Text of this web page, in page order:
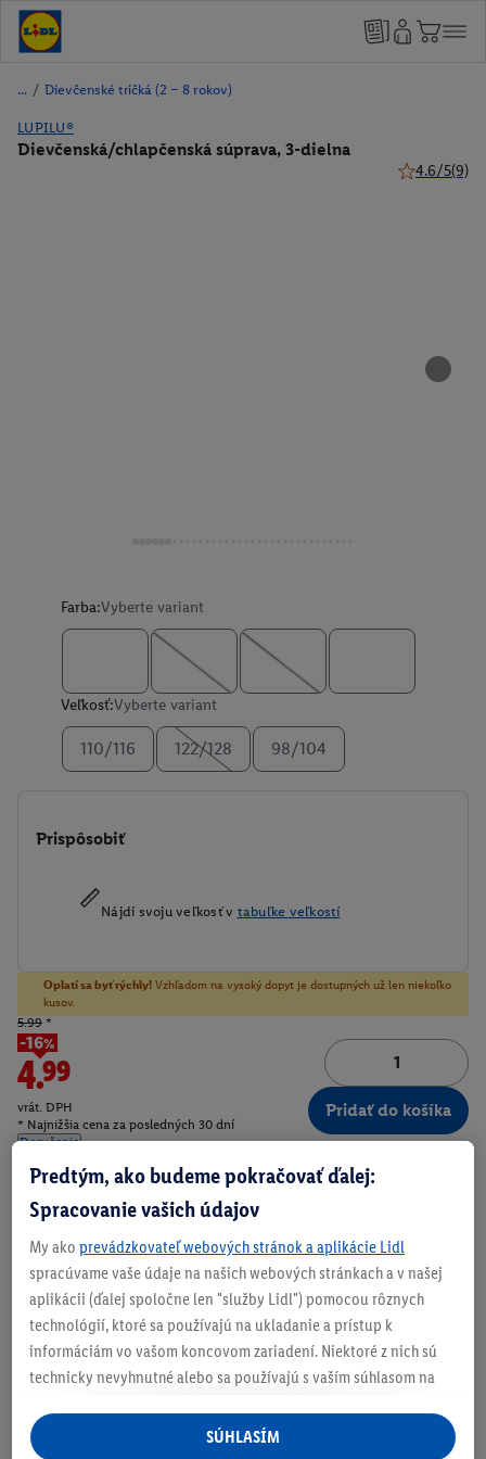
/ Dievčenské tričká (2 – 8 rokov)
LUPILU®
Dievčenská/chlapčenská súprava, 3-dielna
4.6/5(9)
Farba:Vyberte variant
Veľkosť:Vyberte variant
110/116 122/128 98/104
Prispôsobiť
Nájdi svoju veľkosť v tabuľke veľkostí
Oplatí sa byť rýchly! Vzhľadom na vysoký dopyt je dostupných už len niekoľko
kusov.
5.99 *
-16%
4.99
vrát. DPH
* Najnižšia cena za posledných 30 dní
Doručenie
Pridať do košíka
Číslo produktu: 100406111
Zistite svoju veľkosť
O produkte
Predtým, ako budeme pokračovať ďalej:
Spracovanie vašich údajov
My ako prevádzkovateľ webových stránok a aplikácie Lidl
spracúvame vaše údaje na našich webových stránkach a v našej
aplikácii (ďalej spoločne len "služby Lidl") pomocou rôznych
technológií, ktoré sa používajú na ukladanie a prístup k
informáciám vo vašom koncovom zariadení. Niektoré z nich sú
technicky nevyhnutné alebo sa používajú s vaším súhlasom na
personalizovanú reklamu v rámci služieb Lidl aj mimo nich. Ak
ste účastníkom programu Lidl Plus, na tieto účely sa spracúvajú
SÚHLASÍM